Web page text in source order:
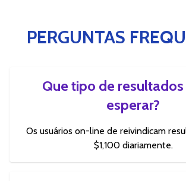
PERGUNTAS
Que tipo de
esperar?
Os usuários on-line de reivindicam
$1,100 diariamente.